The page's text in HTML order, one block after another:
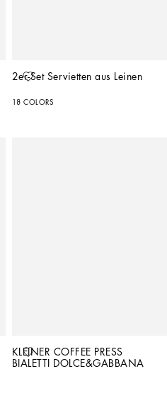
2er-Set Servietten aus Leinen
18 COLORS
KLEINER COFFEE PRESS
BIALETTI DOLCE&GABBANA